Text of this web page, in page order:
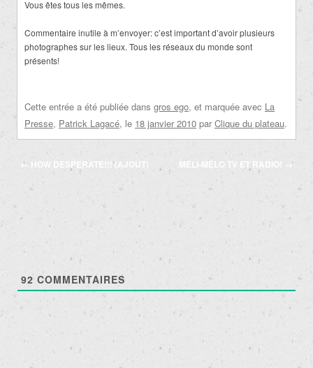
Vous êtes tous les mêmes.
Commentaire inutile à m’envoyer: c’est important d’avoir plusieurs
photographes sur les lieux. Tous les réseaux du monde sont
présents!
Cette entrée a été publiée dans gros ego, et marquée avec La
Presse, Patrick Lagacé, le 18 janvier 2010 par Clique du plateau.
Navigation
← HOW DESPERATE!!! (AJOUT) MÉLI-MÉLO TV ET RADIO! →
92 COMMENTAIRES